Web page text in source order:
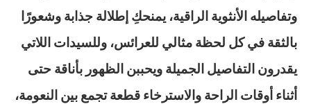
وتفاصيله الأنثوية الراقية، يمنحكِ إطلالة جذابة وشعورًا
بالثقة في كل لحظة مثالي للعرائس، وللسيدات اللاتي
يقدرون التفاصيل الجميلة ويحببن الظهور بأناقة حتى
أثناء أوقات الراحة والاسترخاء قطعة تجمع بين النعومة،